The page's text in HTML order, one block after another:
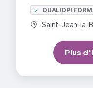
QUALIOPI
Commune :
Saint-Jean-la-
Plus